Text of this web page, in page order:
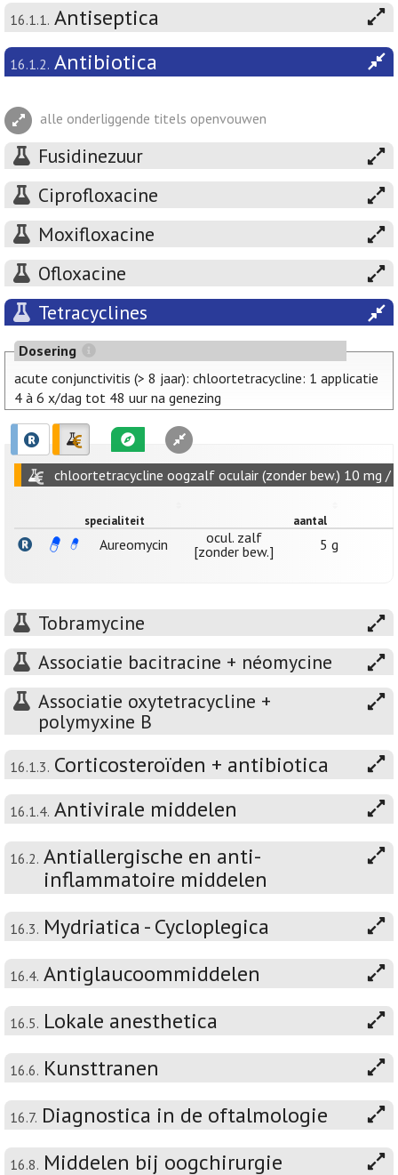
16.1.1. Antiseptica
16.1.2. Antibiotica
alle onderliggende titels openvouwen
Fusidinezuur
Ciprofloxacine
Moxifloxacine
Ofloxacine
Tetracyclines
Dosering
acute conjunctivitis (> 8 jaar): chloortetracycline: 1 applicatie
4 à 6 x/dag tot 48 uur na genezing
chloortetracycline oogzalf oculair (zonder bew.) 10 mg /
specialiteit aantal
Aureomycin
ocul. zalf
[zonder bew.]
5 g
Tobramycine
Associatie bacitracine + néomycine
Associatie oxytetracycline +
polymyxine B
16.1.3. Corticosteroïden + antibiotica
16.1.4. Antivirale middelen
16.2. Antiallergische en anti-
inflammatoire middelen
16.3. Mydriatica - Cycloplegica
16.4. Antiglaucoommiddelen
16.5. Lokale anesthetica
16.6. Kunsttranen
16.7. Diagnostica in de oftalmologie
16.8. Middelen bij oogchirurgie